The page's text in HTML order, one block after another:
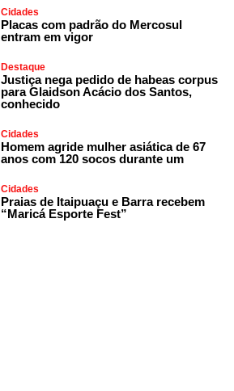
Cidades
Placas com padrão do Mercosul
entram em vigor
Destaque
Justiça nega pedido de habeas corpus
para Glaidson Acácio dos Santos,
conhecido
Cidades
Homem agride mulher asiática de 67
anos com 120 socos durante um
Cidades
Praias de Itaipuaçu e Barra recebem
“Maricá Esporte Fest”